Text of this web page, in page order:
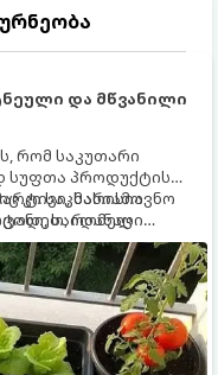
და მწვანილი
რომ საკუთარი
სუფთა პროდუქტის
კი საკმარისია
საიდანაც
და
სასიამოვნო
რომელი
ყველაზე კარგად